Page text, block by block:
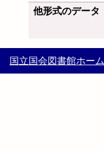
他形式のデータ
国立国会図書館ホーム